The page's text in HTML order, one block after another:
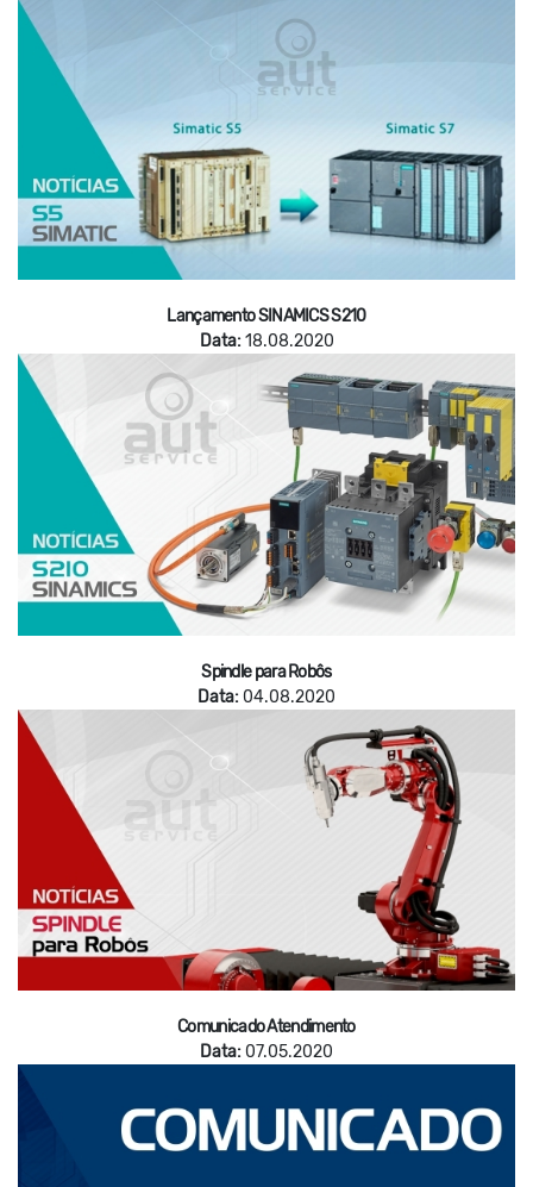
Lançamento SINAMICS S210
Data:18.08.2020
Spindle para Robôs
Data:04.08.2020
Comunicado Atendimento
Data:07.05.2020